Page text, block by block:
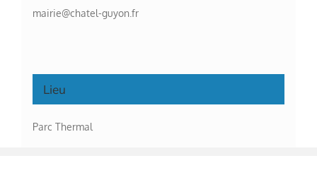
mairie@chatel-guyon.fr
Lieu
Parc Thermal